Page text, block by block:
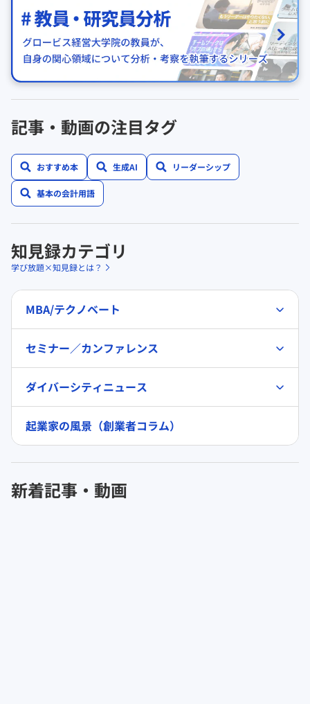
記事・動画の注目タグ
おすすめ本 生成AI リーダーシップ
基本の会計用語
知見録カテゴリ
学び放題×知見録とは？
MBA/テクノベート
セミナー／カンファレンス
ダイバーシティニュース
起業家の風景（創業者コラム）
新着記事・動画